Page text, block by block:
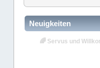
Neuigkeiten
🌈 Servus und